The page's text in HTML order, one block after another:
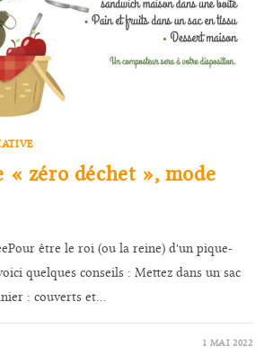
« zéro déchet », mode
être le roi (ou la reine) d'un pique-
quelques conseils : Mettez dans un sac
: couverts et…
1 MAI 2022